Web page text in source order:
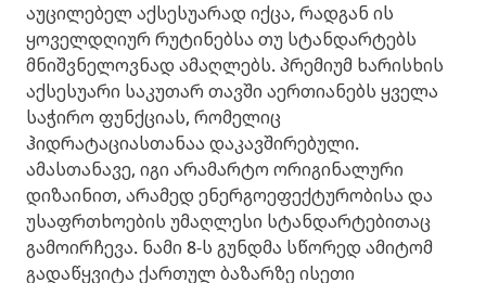
აუცილებელ აქსესუარად იქცა, რადგან ის
ყოველდღიურ რუტინებსა თუ სტანდარტებს
მნიშვნელოვნად ამაღლებს. პრემიუმ ხარისხის
აქსესუარი საკუთარ თავში აერთიანებს ყველა
საჭირო ფუნქციას, რომელიც
ჰიდრატაციასთანაა დაკავშირებული.
ამასთანავე, იგი არამარტო ორიგინალური
დიზაინით, არამედ ენერგოეფექტურობისა და
უსაფრთხოების უმაღლესი სტანდარტებითაც
გამოირჩევა. ნამი 8-ს გუნდმა სწორედ ამიტომ
გადაწყვიტა ქართულ ბაზარზე ისეთი